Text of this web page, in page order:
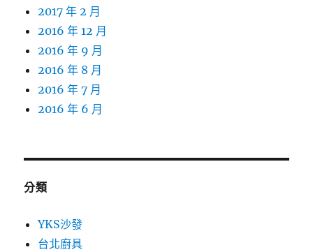
2017 年 2 月
2016 年 12 月
2016 年 9 月
2016 年 8 月
2016 年 7 月
2016 年 6 月
分類
YKS沙發
台北廚具